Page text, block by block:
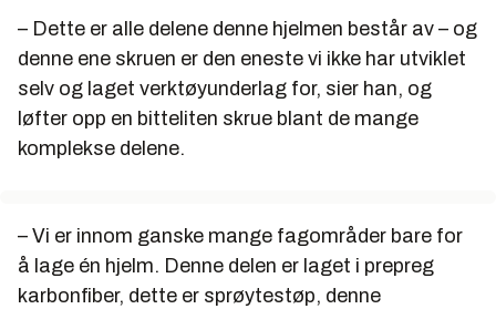
– Dette er alle delene denne hjelmen består av – og
denne ene skruen er den eneste vi ikke har utviklet
selv og laget verktøyunderlag for, sier han, og
løfter opp en bitteliten skrue blant de mange
komplekse delene.
– Vi er innom ganske mange fagområder bare for
å lage én hjelm. Denne delen er laget i prepreg
karbonfiber, dette er sprøytestøp, denne